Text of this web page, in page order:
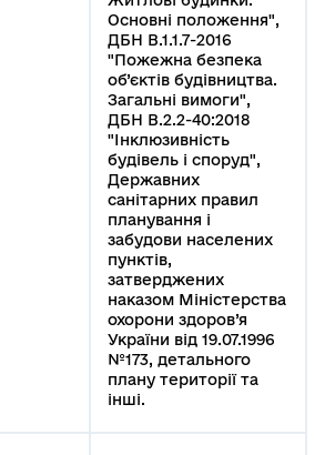
Основні положення",
ДБН В.1.1.7-2016
"Пожежна безпека
об’єктів будівництва.
Загальні вимоги",
ДБН В.2.2-40:2018
"Інклюзивність
будівель і споруд",
Державних
санітарних правил
планування і
забудови населених
пунктів,
затверджених
наказом Міністерства
охорони здоров’я
України від 19.07.1996
№173, детального
плану території та
інші.